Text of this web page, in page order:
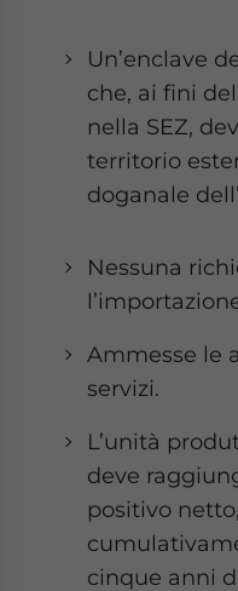
Un’enclave
che, ai fini
nella SEZ,
territorio
doganale
Nessuna
Ammesse le
servizi.
L’unità
deve
positivo
cinque anni